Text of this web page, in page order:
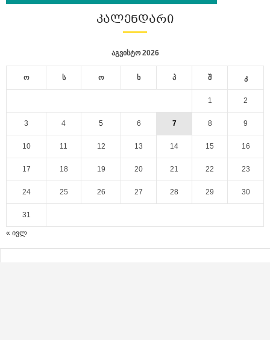
ᲙᲐᲚᲔᲜᲓᲐᲠᲘ
აგვისტო 2026
ო ს ო ხ პ შ კ
1 2
3 4 5 6 7 8 9
10 11 12 13 14 15 16
17 18 19 20 21 22 23
24 25 26 27 28 29 30
31
« ივლ